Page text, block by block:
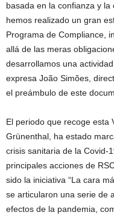
basada en la confianza y
hemos realizado un gran
Programa de Compliance,
allá de las meras
desarrollamos una
expresa João Simões,
el preámbulo de este
El periodo que recoge esta
Grünenthal, ha estado
crisis sanitaria de la Covid-
principales acciones de
sido la iniciativa “La cara
se articularon una serie de
efectos de la pandemia,